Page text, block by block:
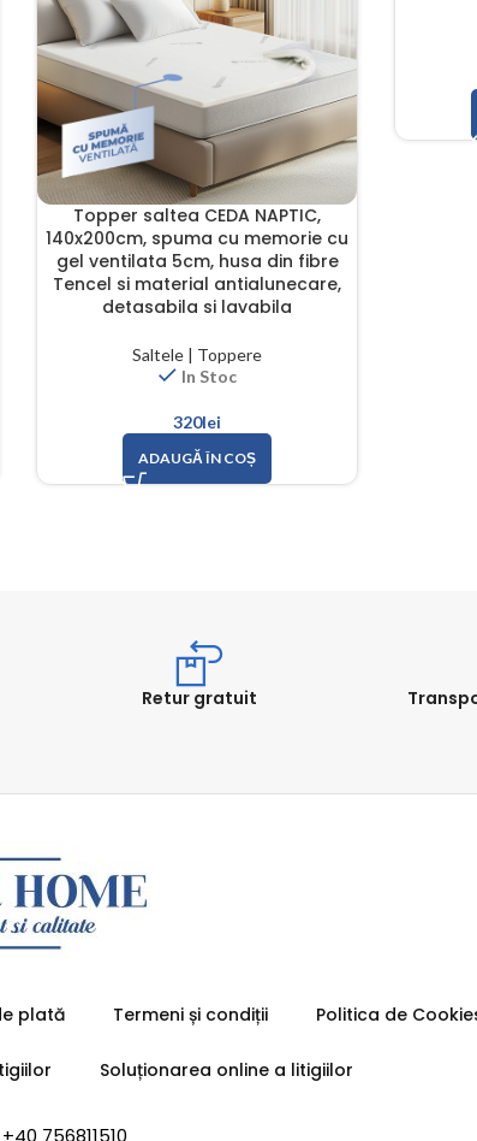
Topper saltea CEDA NAPTIC,
140x200cm, spuma cu memorie cu
gel ventilata 5cm, husa din fibre
Tencel si material antialunecare,
detasabila si lavabila
Saltele | Toppere
In Stoc
320lei
ADAUGĂ ÎN COȘ
Retur gratuit
plată Termeni și condiții Politica de
Soluționarea online a litigiilor
756811510